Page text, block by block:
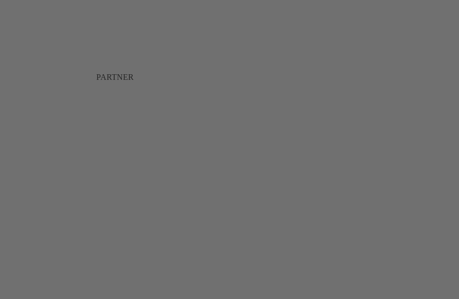
PARTNER